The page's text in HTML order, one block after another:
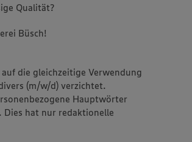
Qualität?
Büsch!
die gleichzeitige Verwendung
(m/w/d) verzichtet.
Hauptwörter
Dies hat nur redaktionelle